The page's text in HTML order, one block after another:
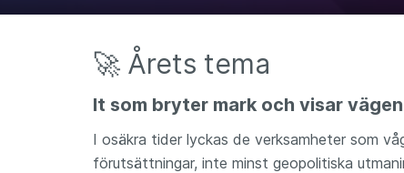
🚀 Årets tema
It som bryter mark och visar vägen
I osäkra tider lyckas de verksamheter som
förutsättningar, inte minst geopolitiska